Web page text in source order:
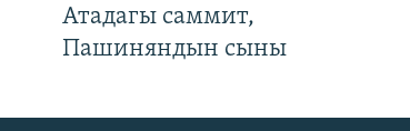
Атадагы саммит,
Пашиняндын сыны